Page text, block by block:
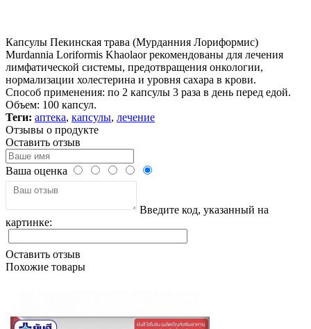
Капсулы Пекинская трава (Мурданния Лориформис)
Murdannia Loriformis Khaolaor рекомендованы для лечения
лимфатической системы, предотвращения онкологии,
нормализации холестерина и уровня сахара в крови.
Способ применения: по 2 капсулы 3 раза в день перед едой.
Объем: 100 капсул.
Теги: аптека, капсулы, лечение
Отзывы о продукте
Оставить отзыв
Ваша оценка
Введите код, указанный на
картинке:
Оставить отзыв
Похожие товары